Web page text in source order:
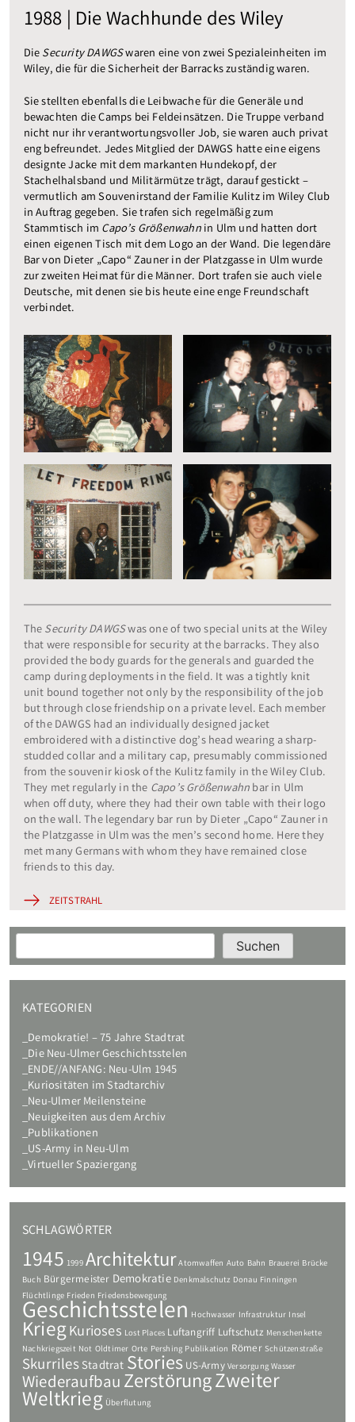
1988 | Die Wachhunde des Wiley
DieSecurity DAWGSwaren eine von zwei Spezialeinheiten im
Wiley, die für die Sicherheit der Barracks zuständig waren.
Sie stellten ebenfalls die Leibwache für die Generäle und
bewachten die Camps bei Feldeinsätzen. Die Truppe verband
nicht nur ihr verantwortungsvoller Job, sie waren auch privat
eng befreundet. Jedes Mitglied der DAWGS hatte eine eigens
designte Jacke mit dem markanten Hundekopf, der
Stachelhalsband und Militärmütze trägt, darauf gestickt –
vermutlich am Souvenirstand der Familie Kulitz im Wiley Club
in Auftrag gegeben. Sie trafen sich regelmäßig zum
Stammtisch im Capo’s Größenwahnin Ulm und hatten dort
einen eigenen Tisch mit dem Logo an der Wand. Die legendäre
Bar von Dieter „Capo“ Zauner in der Platzgasse in Ulm wurde
zur zweiten Heimat für die Männer. Dort trafen sie auch viele
Deutsche, mit denen sie bis heute eine enge Freundschaft
verbindet.
TheSecurity DAWGSwas one of two special units at the Wiley
that were responsible for security at the barracks. They also
provided the body guards for the generals and guarded the
camp during deployments in the field. It was a tightly knit
unit bound together not only by the responsibility of the job
but through close friendship on a private level. Each member
of the DAWGS had an individually designed jacket
embroidered with a distinctive dog’s head wearing a sharp-
studded collar and a military cap, presumably commissioned
from the souvenir kiosk of the Kulitz family in the Wiley Club.
They met regularly in the Capo’s Größenwahnbar in Ulm
when off duty, where they had their own table with their logo
on the wall. The legendary bar run by Dieter „Capo“ Zauner in
the Platzgasse in Ulm was the men’s second home. Here they
met many Germans with whom they have remained close
friends to this day.
ZEITSTRAHL
Suchen Suchen
KATEGORIEN
Demokratie! – 75 Jahre Stadtrat
Die Neu-Ulmer Geschichtsstelen
ENDE//ANFANG: Neu-Ulm 1945
Kuriositäten im Stadtarchiv
Neu-Ulmer Meilensteine
Neuigkeiten aus dem Archiv
Publikationen
US-Army in Neu-Ulm
Virtueller Spaziergang
SCHLAGWÖRTER
1945 1999 Architektur Atomwaffen Auto Bahn Brauerei Brücke
Buch Bürgermeister Demokratie Denkmalschutz Donau Finningen
Flüchtlinge Frieden Friedensbewegung
Geschichtsstelen Hochwasser Infrastruktur Insel
KriegKurioses Lost Places Luftangriff Luftschutz Menschenkette
Nachkriegszeit Not Oldtimer Orte Pershing Publikation Römer Schützenstraße
SkurrilesStadtrat Stories US-Army Versorgung Wasser
Wiederaufbau ZerstörungZweiter
Weltkrieg Überflutung